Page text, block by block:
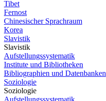
Tibet
Fernost
Chinesischer Sprachraum
Korea
Slavistik
Slavistik
Aufstellungssystematik
Institute und Bibliotheken
Bibliographien und Datenbanken
Soziologie
Soziologie
Aufstellungssystematik